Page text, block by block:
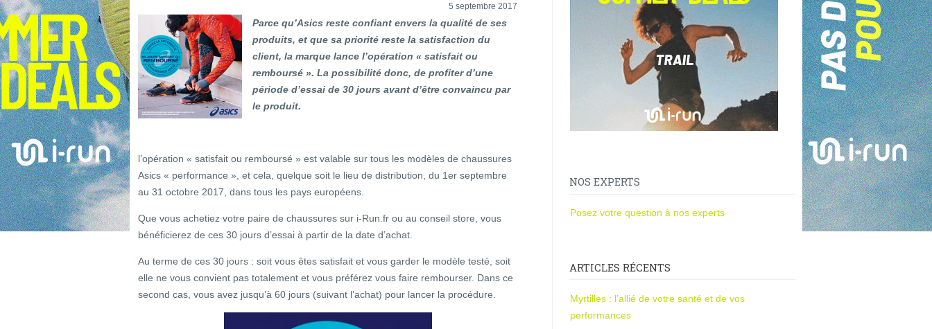
5 septembre 2017
Parce qu’Asics reste confiant envers la qualité de ses
produits, et que sa priorité reste la satisfaction du
client, la marque lance l’opération « satisfait ou
remboursé ». La possibilité donc, de profiter d’une
période d’essai de 30 jours avant d’être convaincu par
le produit.
l’opération « satisfait ou remboursé » est valable sur tous les modèles de chaussures
Asics « performance », et cela, quelque soit le lieu de distribution, du 1er septembre
au 31 octobre 2017, dans tous les pays européens.
Que vous achetiez votre paire de chaussures sur i-Run.fr ou au conseil store, vous
bénéficierez de ces 30 jours d’essai à partir de la date d’achat.
Au terme de ces 30 jours : soit vous êtes satisfait et vous garder le modèle testé, soit
elle ne vous convient pas totalement et vous préférez vous faire rembourser. Dans ce
second cas, vous avez jusqu’à 60 jours (suivant l’achat) pour lancer la procédure.
NOS EXPERTS
Posez votre question à nos experts
ARTICLES RÉCENTS
Myrtilles : l’allié de votre santé et de vos
performances